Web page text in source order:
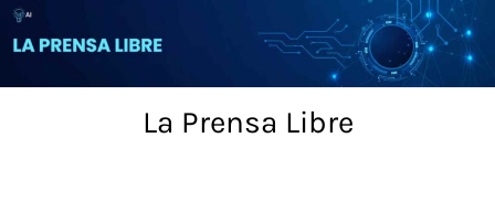
Skip
to
La Prensa Libre